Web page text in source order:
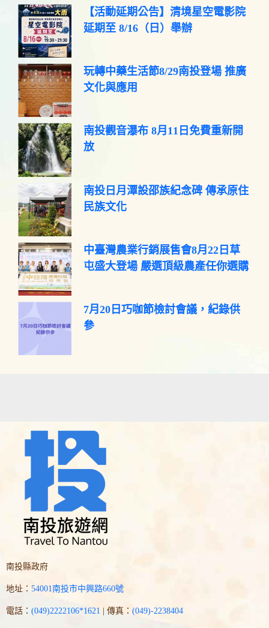
【活動延期公告】清境星空電影院
延期至 8/16（日）舉辦
玩轉中藥生活節8/29南投登場 推廣
文化與應用
南投觀音瀑布 8月11日免費重新開
放
南投日月潭設邵族紀念碑 傳承原住
民族文化
中臺灣農業行銷展售會8月22日草
屯盛大登場 嚴選頂級農產任你選購
7月20日巧咖節檢討會議，紀錄供
參
南投縣政府
地址： 54001南投市中興路660號
電話： (049)2222106*1621 | 傳真： (049)-2238404